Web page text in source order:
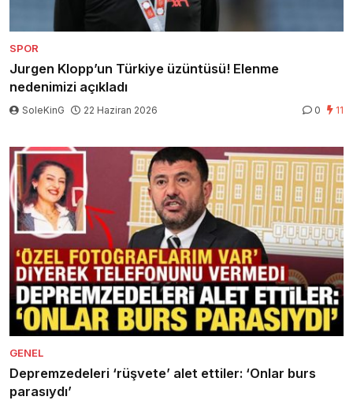
SPOR
Jurgen Klopp’un Türkiye üzüntüsü! Elenme
nedenimizi açıkladı
SoleKinG 22 Haziran 2026 0 11
GENEL
Depremzedeleri ‘rüşvete’ alet ettiler: ‘Onlar burs
parasıydı’